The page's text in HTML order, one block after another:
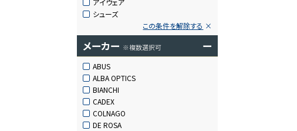
アイウェア
シューズ
この条件を解除する
メーカー ※複数選択可 ー
ABUS
ALBA OPTICS
BIANCHI
CADEX
COLNAGO
DE ROSA